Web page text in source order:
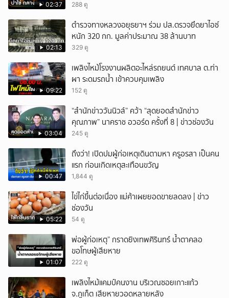
02:37 288 ดู
02:13
ตำรวจทางหลวงอยุธยาฯ ร่วม ปส.ตรวจยึดยาไอซ์
หนัก 320 กก. มูลค่าประมาณ 38 ล้านบาท
329 ดู
09:22
เพลิงไหม้โรงงานผลิตอะไหล่รถยนต์ เทศบาล ต.ท่า
ผา ระดมรถน้ำ เข้าควบคุมเพลิง
152 ดู
03:04
“สำนักข่าววันนิวส์” คว้า “สุดยอดสำนักข่าว
คุณภาพ” นาคราช อวอร์ด ครั้งที่ 8 | ข่าวช่องวัน
245 ดู
00:47
ถึงว่า! เปิดปมผู้ก่อเหตุเดินตามหา ครูอรสา เป็นคน
แรก ก่อนเกิดเหตุสะเทือนขวัญ
1,844 ดู
05:22
ไข่ไก่ขึ้นต่อเนื่อง แม่ค้าเผยยอดขายลดลง | ข่าว
ช่องวัน
54 ดู
01:07
พ่อผู้ก่อเหตุ” กราดยิงเทพศิรินทร์ น้ำตาคลอ
ขอโทษผู้เสียหาย
222 ดู
เพลิงไหม้แคมป์คนงาน บริเวณซอยเกาะแก้ว
จ.ภูเก็ต เสียหายวอดหลายหลัง